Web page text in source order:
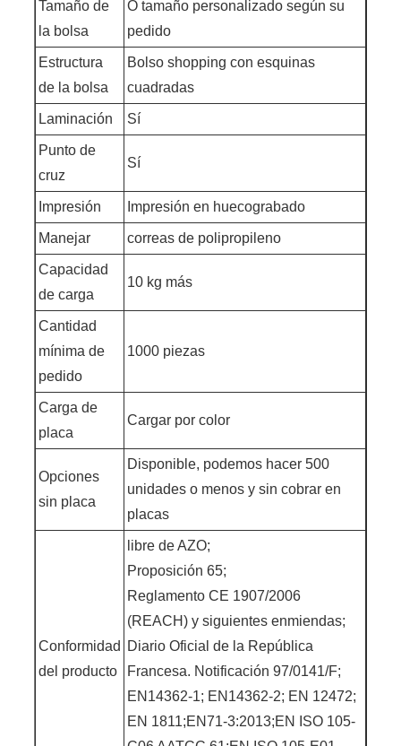
Tamaño de
la bolsa
O tamaño personalizado según su
pedido
Estructura
de la bolsa
Bolso shopping con esquinas
cuadradas
Laminación Sí
Punto de
cruz
Sí
Impresión Impresión en huecograbado
Manejar correas de polipropileno
Capacidad
de carga
10 kg más
Cantidad
mínima de
pedido
1000 piezas
Carga de
placa
Cargar por color
Opciones
sin placa
Disponible, podemos hacer 500
unidades o menos y sin cobrar en
placas
Conformidad
del producto
libre de AZO;
Proposición 65;
Reglamento CE 1907/2006
(REACH) y siguientes enmiendas;
Diario Oficial de la República
Francesa. Notificación 97/0141/F;
EN14362-1; EN14362-2; EN 12472;
EN 1811;EN71-3:2013;EN ISO 105-